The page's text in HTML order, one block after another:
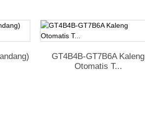
GT4B4B-GT7B6A Kaleng
Otomatis T...